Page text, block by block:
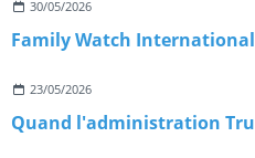
30/05/2026
23/05/2026